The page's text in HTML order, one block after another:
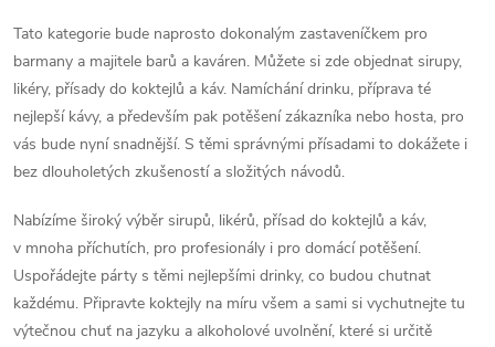
Tato kategorie bude naprosto dokonalým zastaveníčkem pro
barmany a majitele barů a kaváren. Můžete si zde objednat sirupy,
likéry, přísady do koktejlů a káv. Namíchání drinku, příprava té
nejlepší kávy, a především pak potěšení zákazníka nebo hosta, pro
vás bude nyní snadnější. S těmi správnými přísadami to dokážete i
bez dlouholetých zkušeností a složitých návodů.
Nabízíme široký výběr sirupů, likérů, přísad do koktejlů a káv,
v mnoha příchutích, pro profesionály i pro domácí potěšení.
Uspořádejte párty s těmi nejlepšími drinky, co budou chutnat
každému. Připravte koktejly na míru všem a sami si vychutnejte tu
výtečnou chuť na jazyku a alkoholové uvolnění, které si určitě